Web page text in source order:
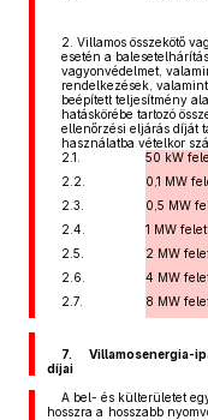
2. Villamos összekötő
esetén a
vagyonvédelmet,
rendelkezések,
beépített teljesítmény
hatáskörébe tartozó
ellenőrzési eljárás díját
használatba vételkor
2.1.
50 kW
2.2.
0,1 MW
2.3.
0,5 MW
2.4.
1 MW
2.5.
2 MW
2.6.
4 MW
2.7.
8 MW
7. Villamosenergia-
díjai
A bel- és külterületet
hosszra a hosszabb